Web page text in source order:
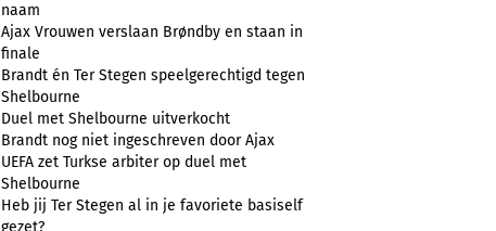
naam
Ajax Vrouwen verslaan Brøndby en staan in
finale
Brandt én Ter Stegen speelgerechtigd tegen
Shelbourne
Duel met Shelbourne uitverkocht
Brandt nog niet ingeschreven door Ajax
UEFA zet Turkse arbiter op duel met
Shelbourne
Heb jij Ter Stegen al in je favoriete basiself
gezet?